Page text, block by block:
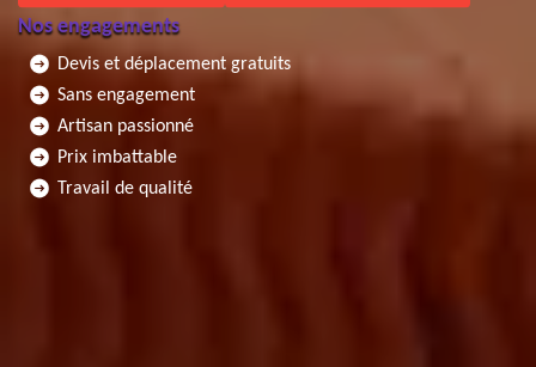
Nos engagements
Devis et déplacement gratuits
Sans engagement
Artisan passionné
Prix imbattable
Travail de qualité